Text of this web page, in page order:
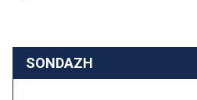
SONDAZH